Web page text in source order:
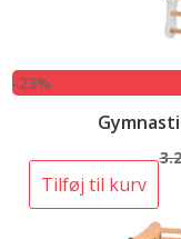
-23%
Tilføj til kurv